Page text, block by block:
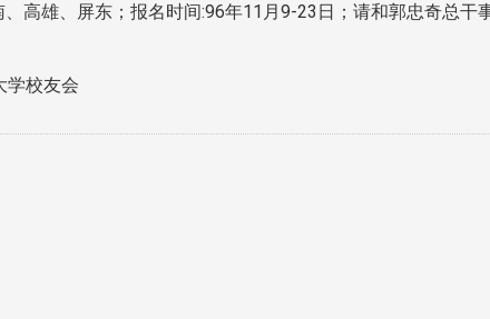
高雄、屏东；报名时间:96年11月9-23日；请和郭忠奇总
学校友会